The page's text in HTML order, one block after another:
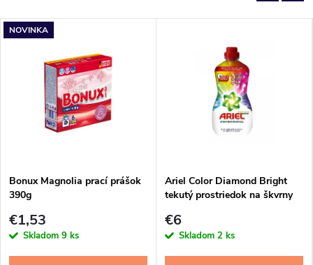
NOVINKA
Bonux Magnolia prací prášok
390g
€1,53
Skladom 9 ks
Ariel Color Diamond Bright
tekutý prostriedok na škvrny
€6
Skladom 2 ks